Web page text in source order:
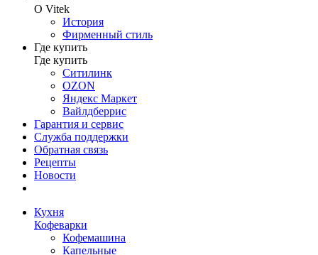
О Vitek
История
Фирменный стиль
Где купить
Где купить
Ситилинк
OZON
Яндекс Маркет
Вайлдберрис
Гарантия и сервис
Служба поддержки
Обратная связь
Рецепты
Новости
Кухня
Кофеварки
Кофемашина
Капельные